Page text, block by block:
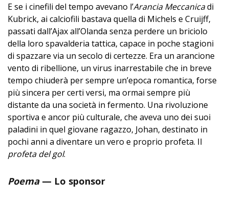
E se i cinefili del tempo avevano l’Arancia Meccanicadi
Kubrick, ai calciofili bastava quella di Michels e Cruijff,
passati dall’Ajax all’Olanda senza perdere un briciolo
della loro spavalderia tattica, capace in poche stagioni
di spazzare via un secolo di certezze. Era un arancione
vento di ribellione, un virus inarrestabile che in breve
tempo chiuderà per sempre un’epoca romantica, forse
più sincera per certi versi, ma ormai sempre più
distante da una società in fermento. Una rivoluzione
sportiva e ancor più culturale, che aveva uno dei suoi
paladini in quel giovane ragazzo, Johan, destinato in
pochi anni a diventare un vero e proprio profeta. Il
profeta del gol.
Poema— Lo sponsor